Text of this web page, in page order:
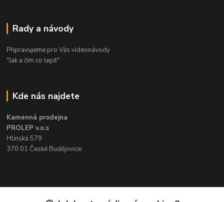
Rady a návody
Připravujeme pro Vás videonávody
"Jak a čím co lepit"
Kde nás najdete
Kamenná prodejna
PROLEP v.o.s
Hlinská 579
370 01 České Budějovice